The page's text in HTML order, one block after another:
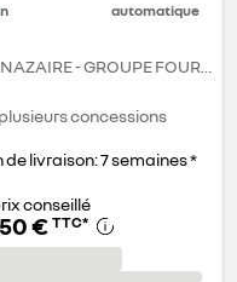
automatique
- GROUPE FOURRAGE
concessions
livraison: 7 semaines *
conseillé
€ TTC*